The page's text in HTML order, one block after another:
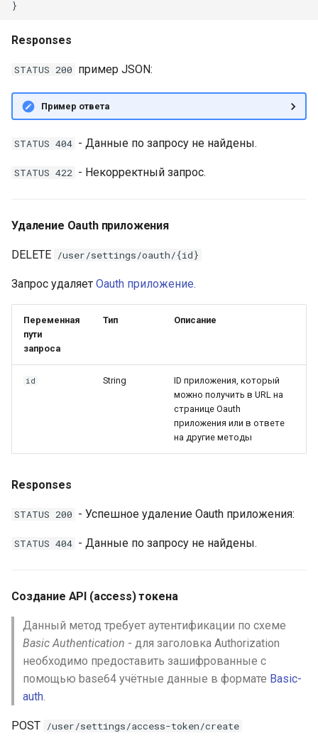
Responses
STATUS 200 пример JSON:
Пример ответа
STATUS 404 - Данные по запросу не найдены.
STATUS 422 - Некорректный запрос.
Удаление Oauth приложения
DELETE /user/settings/oauth/{id}
Запрос удаляет Oauth приложение.
Переменная
пути
запроса
Тип Описание
id String
ID приложения, который
можно получить в URL на
странице Oauth
приложения или в ответе
на другие методы
Responses
STATUS 200 - Успешное удаление Oauth приложения:
STATUS 404 - Данные по запросу не найдены.
Создание API (access) токена
Данный метод требует аутентификации по схеме
Basic Authentication - для заголовка Authorization
необходимо предоставить зашифрованные с
помощью base64 учётные данные в формате Basic-
auth.
POST /user/settings/access-token/create